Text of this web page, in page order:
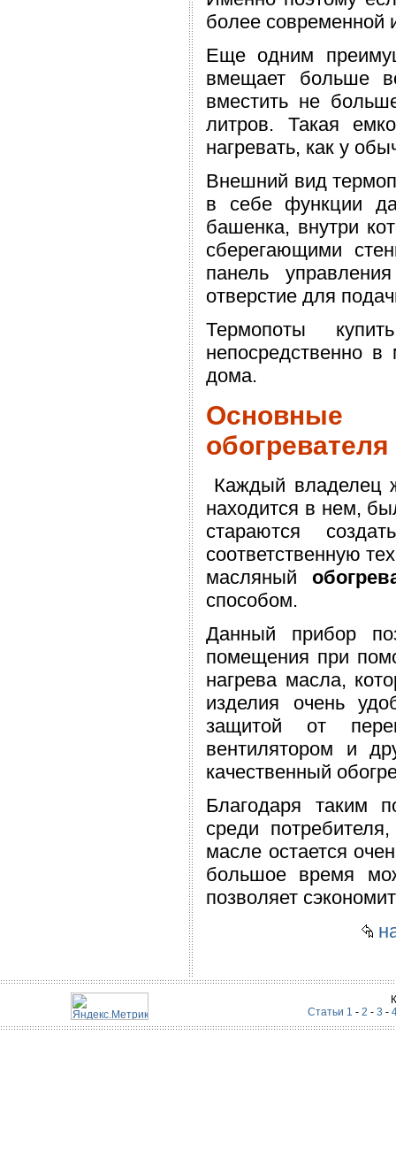
более современной
Еще одним
вмещает больше
вместить не
литров. Такая
нагревать, как у
Внешний вид
в себе функции
башенка, внутри
сберегающими
панель
отверстие для
Термопоты
непосредственно в
дома.
Основные
обогревателя
Каждый владелец
находится в нем,
стараются
соответственную
масляный
способом.
Данный прибор
помещения при
нагрева масла,
изделия очень
защитой от
вентилятором и
качественный
Благодаря таким
среди
масле остается
большое время
позволяет
Статьи 1 - 2 - 3 -